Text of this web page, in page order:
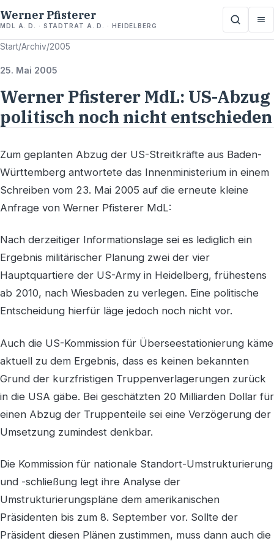
Werner Pfisterer
MDL A. D. · STADTRAT A. D. · HEIDELBERG
Start/Archiv/2005
25. Mai 2005
Werner Pfisterer MdL: US-Abzug
politisch noch nicht entschieden
Zum geplanten Abzug der US-Streitkräfte aus Baden-
Württemberg antwortete das Innenministerium in einem
Schreiben vom 23. Mai 2005 auf die erneute kleine
Anfrage von Werner Pfisterer MdL:
Nach derzeitiger Informationslage sei es lediglich ein
Ergebnis militärischer Planung zwei der vier
Hauptquartiere der US-Army in Heidelberg, frühestens
ab 2010, nach Wiesbaden zu verlegen. Eine politische
Entscheidung hierfür läge jedoch noch nicht vor.
Auch die US-Kommission für Überseestationierung käme
aktuell zu dem Ergebnis, dass es keinen bekannten
Grund der kurzfristigen Truppenverlagerungen zurück
in die USA gäbe. Bei geschätzten 20 Milliarden Dollar für
einen Abzug der Truppenteile sei eine Verzögerung der
Umsetzung zumindest denkbar.
Die Kommission für nationale Standort-Umstrukturierung
und -schließung legt ihre Analyse der
Umstrukturierungspläne dem amerikanischen
Präsidenten bis zum 8. September vor. Sollte der
Präsident diesen Plänen zustimmen, muss dann auch die